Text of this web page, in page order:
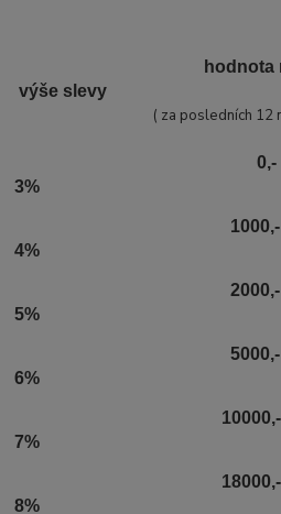
hodnota
výše slevy
( za posledních 12
0,-
3%
4%
5%
6%
7%
8%